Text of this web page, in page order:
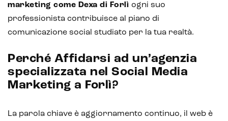
marketing come Dexa di Forlì ogni suo
professionista contribuisce al piano di
comunicazione social studiato per la tua realtà.
Perché Affidarsi ad un’agenzia
specializzata nel Social Media
Marketing a Forlì?
La parola chiave è aggiornamento continuo, il web è